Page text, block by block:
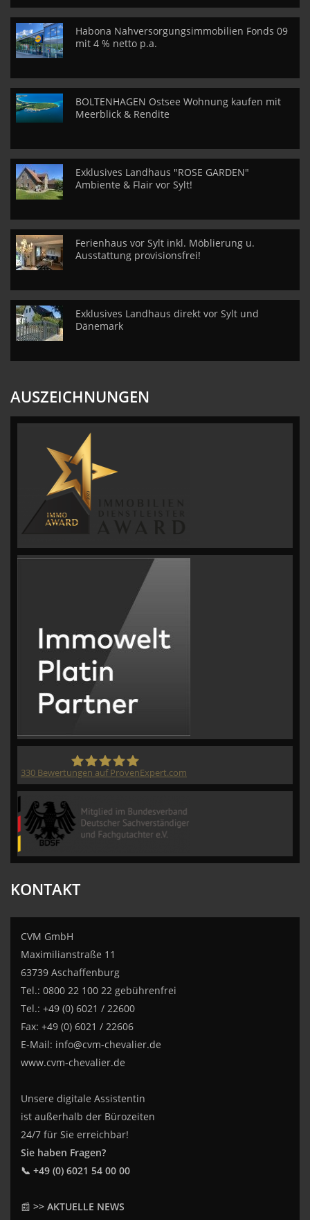
Habona Nahversorgungsimmobilien Fonds 09
mit 4 % netto p.a.
BOLTENHAGEN Ostsee Wohnung kaufen mit
Meerblick & Rendite
Exklusives Landhaus "ROSE GARDEN"
Ambiente & Flair vor Sylt!
Ferienhaus vor Sylt inkl. Möblierung u.
Ausstattung provisionsfrei!
Exklusives Landhaus direkt vor Sylt und
Dänemark
AUSZEICHNUNGEN
330 Bewertungen auf ProvenExpert.com
KONTAKT
CVM GmbH
Maximilianstraße 11
63739 Aschaffenburg
Tel.: 0800 22 100 22 gebührenfrei
Tel.: +49 (0) 6021 / 22600
Fax: +49 (0) 6021 / 22606
E-Mail: info@cvm-chevalier.de
www.cvm-chevalier.de
Unsere digitale Assistentin
ist außerhalb der Bürozeiten
24/7 für Sie erreichbar!
Sie haben Fragen?
📞 +49 (0) 6021 54 00 00
📰 >> AKTUELLE NEWS